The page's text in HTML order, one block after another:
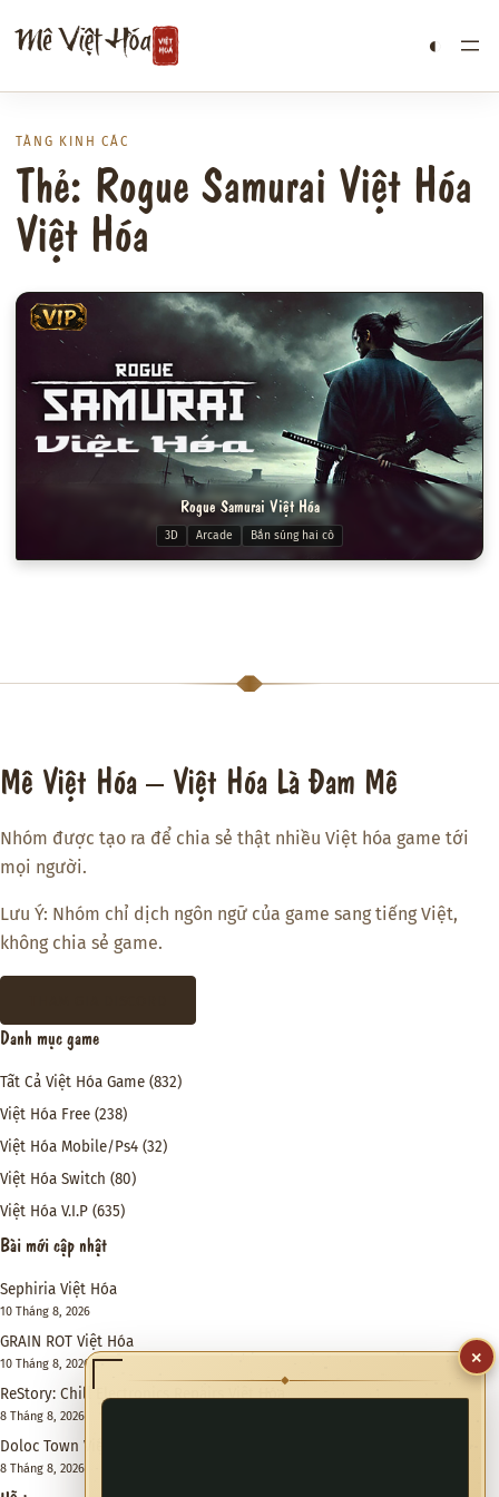
đến
nội
dung
Mê Việt Hóa ◐
TÀNG KINH CÁC
Thẻ: Rogue Samurai Việt Hóa
Việt Hóa
VIP
Rogue Samurai Việt Hóa
3D Arcade Bắn súng hai cò
Mê Việt Hóa – Việt Hóa Là Đam Mê
Nhóm được tạo ra để chia sẻ thật nhiều Việt hóa game tới
mọi người.
Lưu Ý: Nhóm chỉ dịch ngôn ngữ của game sang tiếng Việt,
không chia sẻ game.
Danh mục game
Tất Cả Việt Hóa Game (832)
Việt Hóa Free (238)
Việt Hóa Mobile/Ps4 (32)
Việt Hóa Switch (80)
Việt Hóa V.I.P (635)
Bài mới cập nhật
Sephiria Việt Hóa
10 Tháng 8, 2026
GRAIN ROT Việt Hóa
10 Tháng 8, 2026
ReStory: Chill Electronics Repairs Việt Hóa
8 Tháng 8, 2026
Doloc Town Việt Hóa
8 Tháng 8, 2026
×
◆